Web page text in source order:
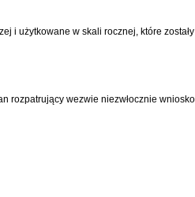
i użytkowane w skali rocznej, które
rozpatrujący wezwie niezwłocznie